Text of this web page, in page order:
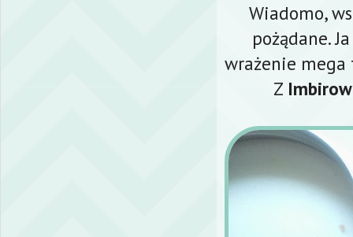
Wiadomo,
pożądane.
wrażenie mega
Z